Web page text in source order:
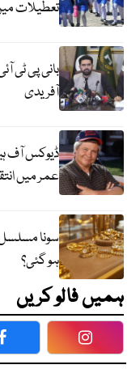
تعطیلات
بانی پی ٹی
آفریدی
عمر میں
سونا مسلسل
ہو گئی؟
ہمیں فالو کریں
Facebook